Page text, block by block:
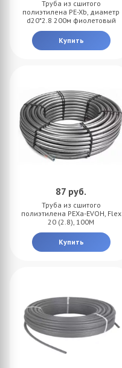
Труба из сшитого
полиэтилена PE-Xb, диаметр
d20*2.8 200м фиолетовый
Купить
87 руб.
Труба из сшитого
полиэтилена PEXa-EVOH, Flex
20 (2.8), 100M
Купить